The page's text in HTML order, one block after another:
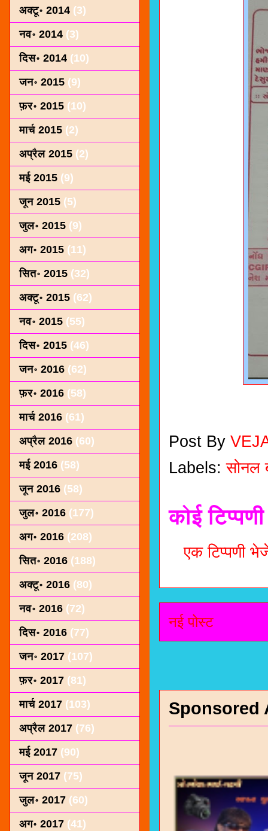
Post By
Labels:सोनल
कोई
एक टिप्पणी
नई पोस्ट
Sponsored
अक्टू॰ 2014 (3)
नव॰ 2014 (3)
दिस॰ 2014 (10)
जन॰ 2015 (9)
फ़र॰ 2015 (10)
मार्च 2015 (2)
अप्रैल 2015 (2)
मई 2015 (9)
जून 2015 (5)
जुल॰ 2015 (9)
अग॰ 2015 (11)
सित॰ 2015 (32)
अक्टू॰ 2015 (62)
नव॰ 2015 (55)
दिस॰ 2015 (46)
जन॰ 2016 (62)
फ़र॰ 2016 (58)
मार्च 2016 (61)
अप्रैल 2016 (60)
मई 2016 (58)
जून 2016 (58)
जुल॰ 2016 (177)
अग॰ 2016 (208)
सित॰ 2016 (188)
अक्टू॰ 2016 (80)
नव॰ 2016 (72)
दिस॰ 2016 (77)
जन॰ 2017 (107)
फ़र॰ 2017 (81)
मार्च 2017 (103)
अप्रैल 2017 (76)
मई 2017 (90)
जून 2017 (75)
जुल॰ 2017 (60)
अग॰ 2017 (41)